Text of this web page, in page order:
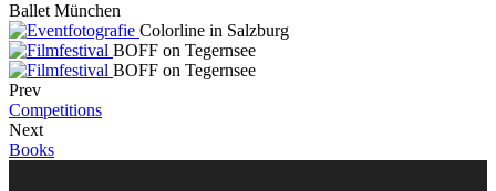
Ballet München
Colorline in Salzburg
BOFF on Tegernsee
BOFF on Tegernsee
Prev
Competitions
Next
Books